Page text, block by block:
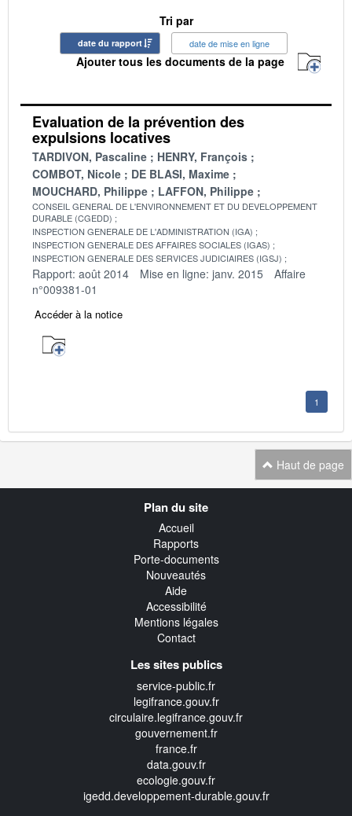
Tri par
date du rapport date de mise en ligne
Ajouter tous les documents de la page
Evaluation de la prévention des
expulsions locatives
TARDIVON, Pascaline
HENRY, François
COMBOT, Nicole
DE BLASI, Maxime
MOUCHARD, Philippe
LAFFON, Philippe
CONSEIL GENERAL DE L'ENVIRONNEMENT ET DU DEVELOPPEMENT
DURABLE (CGEDD)
INSPECTION GENERALE DE L'ADMINISTRATION (IGA)
INSPECTION GENERALE DES AFFAIRES SOCIALES (IGAS)
INSPECTION GENERALE DES SERVICES JUDICIAIRES (IGSJ)
Rapport: août 2014 Mise en ligne: janv. 2015
Affaire
n°009381-01
Accéder à la notice
1
Haut de page
Plan du site
Accueil
Rapports
Porte-documents
Nouveautés
Aide
Accessibilité
Mentions légales
Contact
Les sites publics
service-public.fr
legifrance.gouv.fr
circulaire.legifrance.gouv.fr
gouvernement.fr
france.fr
data.gouv.fr
ecologie.gouv.fr
igedd.developpement-durable.gouv.fr